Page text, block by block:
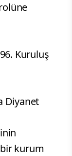
96. Kuruluş
Diyanet
bir kurum